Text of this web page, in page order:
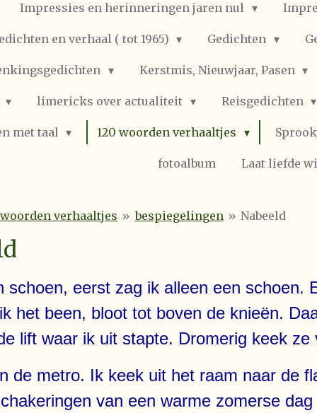
Impressies en herinneringen jaren nul
en verhaal ( tot 1965) Gedichten
Kerstmis, Nieuwjaar, Pasen
limericks over actualiteit Reisgedichten
met taal 120 woorden verhaaltjes
fotoalbum Laat liefde
woorden verhaaltjes » bespiegelingen » Nabeeld
schoen, eerst zag ik alleen een schoen.
het been, bloot tot boven de knieën.
lift waar ik uit stapte. Dromerig keek
de metro. Ik keek uit het raam naar de
van een warme zomerse dag